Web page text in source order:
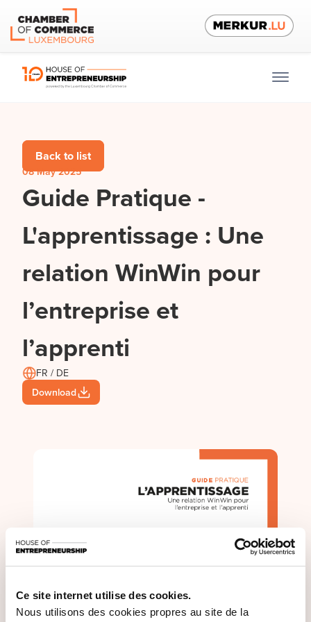
Ce site internet utilise des cookies.
Nous utilisons des cookies propres au site de la
Back to list
08 May 2025
Guide Pratique -
L'apprentissage : Une
relation WinWin pour
l’entreprise et
l’apprenti
FR / DE
Download